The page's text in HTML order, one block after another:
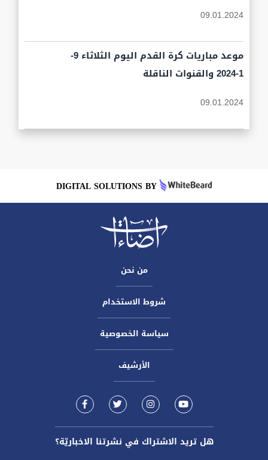
09.01.2024
موعد مباريات كرة القدم اليوم الثلاثاء 9-
1-2024 والقنوات الناقلة
09.01.2024
DIGITAL SOLUTIONS BY
من نحن
شروط الاستخدام
سياسة الخصوصية
الأرشيف
هل تريد الاشتراك في نشرتنا الاخباريّة؟